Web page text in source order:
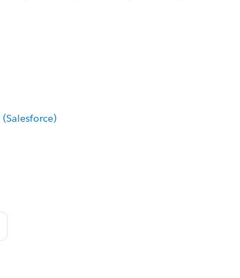
はIDのような識別子がないので継続判定は難しい
で再現しようとしているのであれば、その